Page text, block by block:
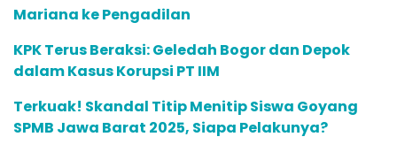
Mariana ke Pengadilan
KPK Terus Beraksi: Geledah Bogor dan Depok
dalam Kasus Korupsi PT IIM
Terkuak! Skandal Titip Menitip Siswa Goyang
SPMB Jawa Barat 2025, Siapa Pelakunya?